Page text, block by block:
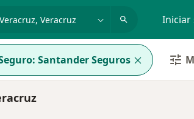
nombre Iniciar
Santander Seguros